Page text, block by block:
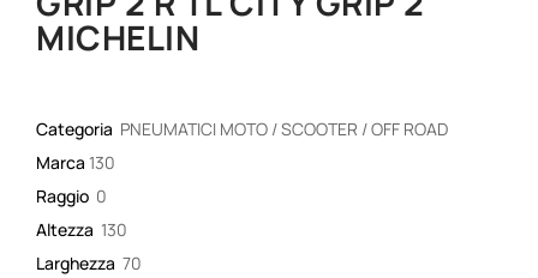
MICHELIN
Categoria PNEUMATICI MOTO / SCOOTER / OFF ROAD
Marca 130
Raggio 0
Altezza 130
Larghezza 70